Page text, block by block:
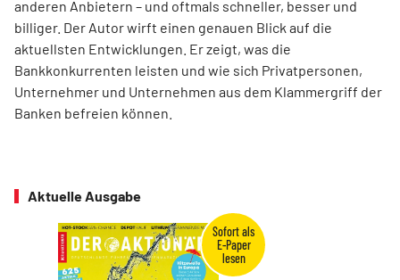
anderen Anbietern – und oftmals schneller, besser und
billiger. Der Autor wirft einen genauen Blick auf die
aktuellsten Entwicklungen. Er zeigt, was die
Bankkonkurrenten leisten und wie sich Privatpersonen,
Unternehmer und Unternehmen aus dem Klammergriff der
Banken befreien können.
Aktuelle Ausgabe